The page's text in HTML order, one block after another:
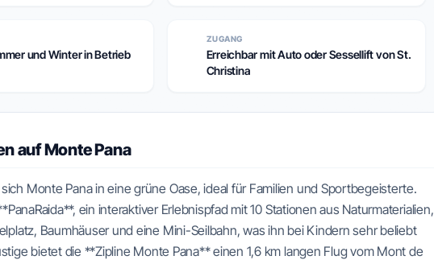
und Winter in Betrieb
ZUGANG
Erreichbar mit Auto oder Sessellift von St.
Christina
auf Monte Pana
Monte Pana in eine grüne Oase, ideal für Familien und Sportbegeisterte.
ein interaktiver Erlebnispfad mit 10 Stationen aus Naturmaterialien,
Baumhäuser und eine Mini-Seilbahn, was ihn bei Kindern sehr beliebt
bietet die **Zipline Monte Pana** einen 1,6 km langen Flug vom Mont de